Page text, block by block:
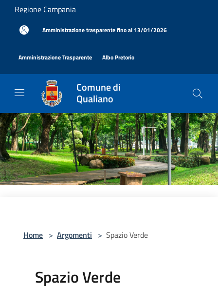
Salta al contenuto principale
Regione Campania
Amministrazione trasparente fino al 13/01/2026
Amministrazione Trasparente Albo Pretorio
Comune di
Qualiano
Home > Argomenti > Spazio Verde
Spazio Verde